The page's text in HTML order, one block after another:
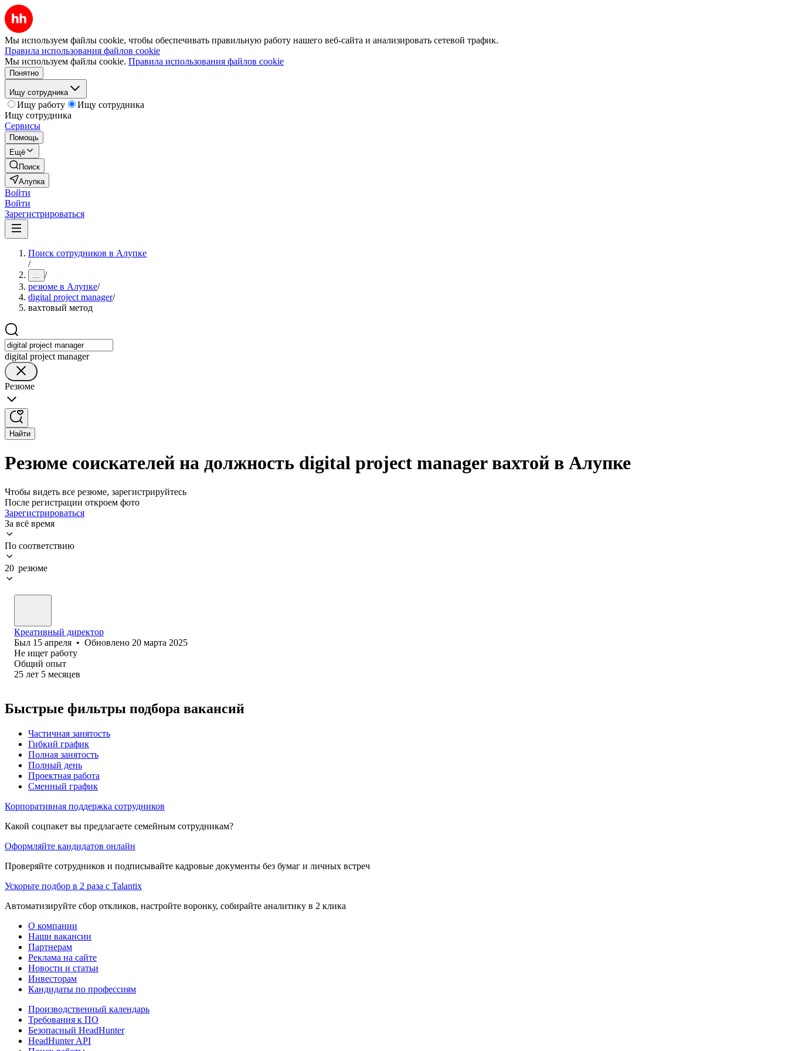
Мы используем файлы cookie, чтобы обеспечивать правильную работу нашего веб-сайта и анализировать сетевой трафик.
Правила использования файлов cookie
Мы используем файлы cookie. Правила использования файлов cookie
Понятно
Ищу сотрудника
Ищу работу
Ищу сотрудника
Ищу сотрудника
Сервисы
Помощь
Ещё
Поиск
Алупка
Войти
Войти
Зарегистрироваться
Поиск сотрудников в Алупке
/
... /
резюме в Алупке/
digital project manager/
вахтовый метод
digital project manager
Резюме
Найти
Резюме соискателей на должность digital project manager вахтой в Алупке
Чтобы видеть все резюме, зарегистрируйтесь
После регистрации откроем фото
Зарегистрироваться
За всё время
По соответствию
20 резюме
Креативный директор
Был 15 апреля • Обновлено 20 марта 2025
Не ищет работу
Общий опыт
25 лет 5 месяцев
Быстрые фильтры подбора вакансий
Частичная занятость
Гибкий график
Полная занятость
Полный день
Проектная работа
Сменный график
Корпоративная поддержка сотрудников
Какой соцпакет вы предлагаете семейным сотрудникам?
Оформляйте кандидатов онлайн
Проверяйте сотрудников и подписывайте кадровые документы без бумаг и личных встреч
Ускорьте подбор в 2 раза с Talantix
Автоматизируйте сбор откликов, настройте воронку, собирайте аналитику в 2 клика
О компании
Наши вакансии
Партнерам
Реклама на сайте
Новости и статьи
Инвесторам
Кандидаты по профессиям
Производственный календарь
Требования к ПО
Безопасный HeadHunter
HeadHunter API